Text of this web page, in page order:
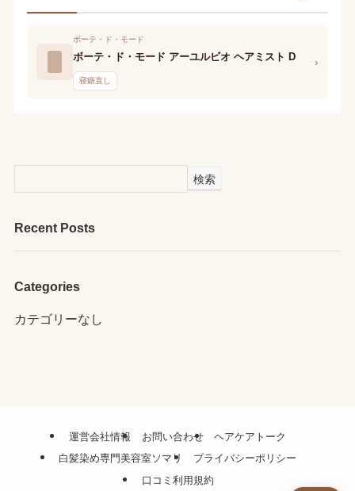
ボーテ・ド・モード
ボーテ・ド・モード アーユルビオ ヘアミスト D
寝癖直し
›
検索
Recent Posts
Categories
カテゴリーなし
運営会社情報 お問い合わせ
ヘアケアトーク
白髪染め専門美容室ソマリ
プライバシーポリシー
口コミ利用規約